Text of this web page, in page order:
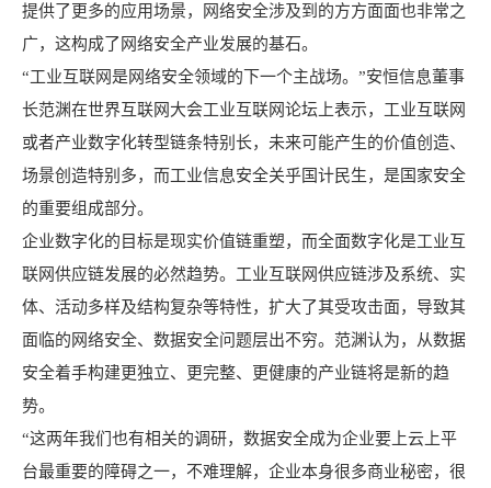
提供了更多的应用场景，网络安全涉及到的方方面面也非常之
广，这构成了网络安全产业发展的基石。
“工业互联网是网络安全领域的下一个主战场。”安恒信息董事
长范渊在世界互联网大会工业互联网论坛上表示，工业互联网
或者产业数字化转型链条特别长，未来可能产生的价值创造、
场景创造特别多，而工业信息安全关乎国计民生，是国家安全
的重要组成部分。
企业数字化的目标是现实价值链重塑，而全面数字化是工业互
联网供应链发展的必然趋势。工业互联网供应链涉及系统、实
体、活动多样及结构复杂等特性，扩大了其受攻击面，导致其
面临的网络安全、数据安全问题层出不穷。范渊认为，从数据
安全着手构建更独立、更完整、更健康的产业链将是新的趋
势。
“这两年我们也有相关的调研，数据安全成为企业要上云上平
台最重要的障碍之一，不难理解，企业本身很多商业秘密，很